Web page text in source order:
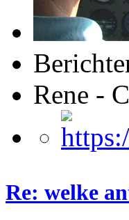
Rene -
Re: welke